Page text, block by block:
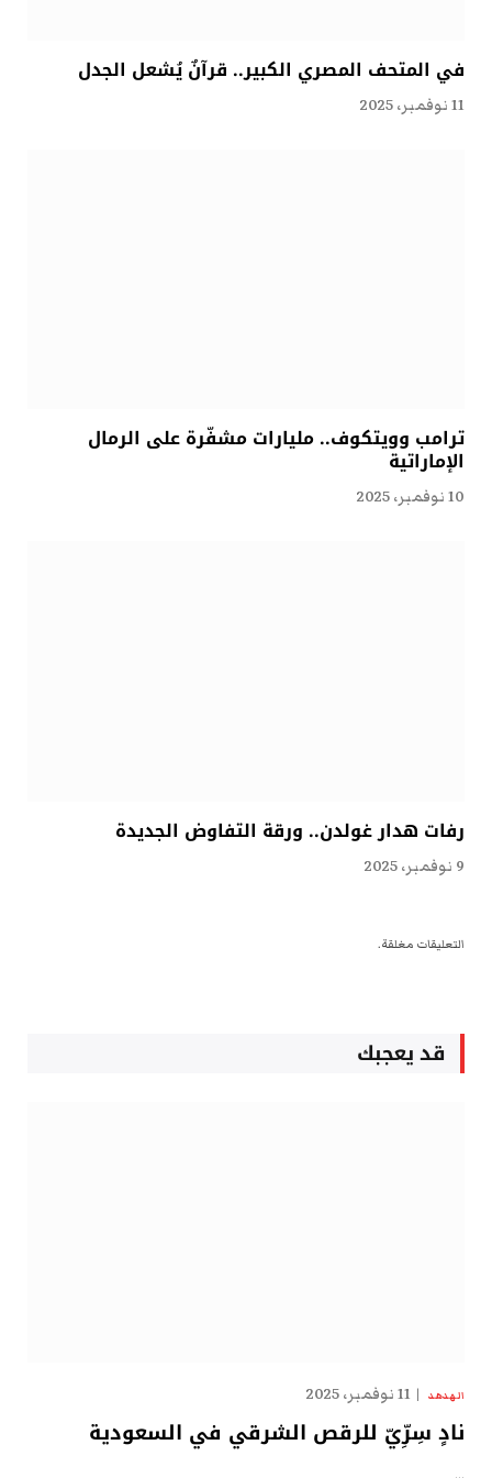
في المتحف المصري الكبير.. قرآنٌ يُشعل الجدل
11 نوفمبر، 2025
ترامب وويتكوف.. مليارات مشفّرة على الرمال
الإماراتية
10 نوفمبر، 2025
رفات هدار غولدن.. ورقة التفاوض الجديدة
9 نوفمبر، 2025
التعليقات مغلقة.
قد يعجبك
الهدهد 11 نوفمبر، 2025
نادٍ سِرِّيّ للرقص الشرقي في السعودية